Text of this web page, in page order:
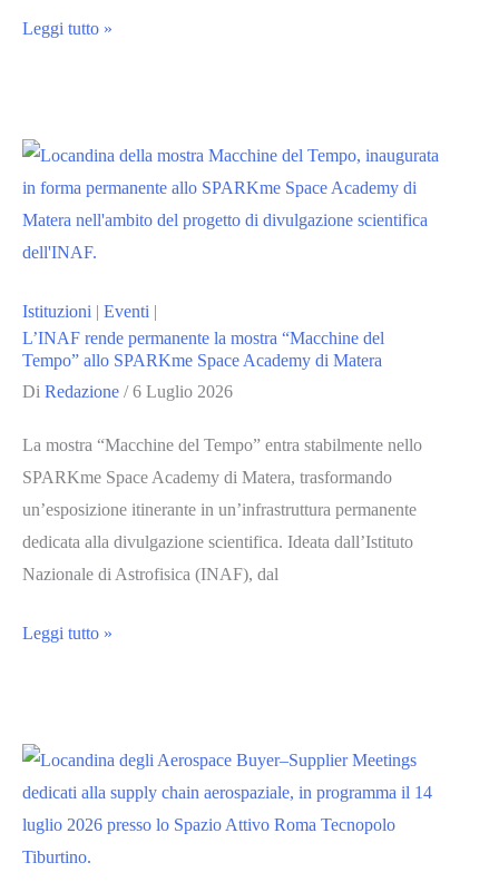
CASSINI
a
Praga
il
bilancio
programma
e
le
opportunità
per
startup
e
PMI
Leggi tutto »
Istituzioni | Eventi |
L’INAF rende permanente la mostra “Macchine del
Tempo” allo SPARKme Space Academy di Matera
Di Redazione /6 Luglio 2026
La mostra “Macchine del Tempo” entra stabilmente nello
SPARKme Space Academy di Matera, trasformando
un’esposizione itinerante in un’infrastruttura permanente
dedicata alla divulgazione scientifica. Ideata dall’Istituto
Nazionale di Astrofisica (INAF), dal
L’INAF
mostra
“Macchine
del
Tempo”
Leggi tutto »